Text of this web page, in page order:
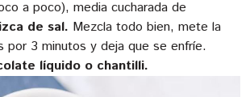
a poco), media cucharada de
de sal. Mezcla todo bien, mete la
por 3 minutos y deja que se enfríe.
líquido o chantilli.